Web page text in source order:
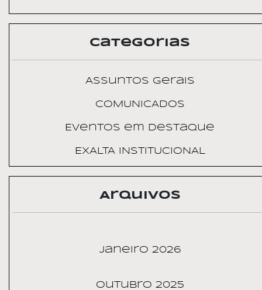
Categorias
Assuntos Gerais
COMUNICADOS
Eventos em Destaque
EXALTA INSTITUCIONAL
Arquivos
janeiro 2026
outubro 2025